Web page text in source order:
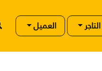
التاجر العميل